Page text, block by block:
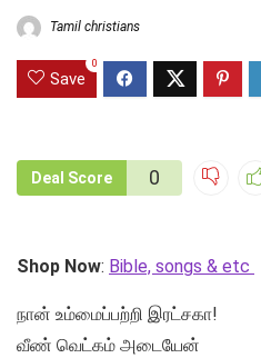
Tamil christians
Save
0
Deal Score 0
Shop Now: Bible, songs & etc
நான் உம்மைப்பற்றி இரட்சகா!
வீண் வெட்கம் அடையேன்